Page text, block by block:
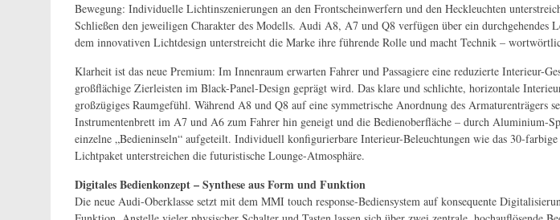
Bewegung: Individuelle Lichtinszenierungen an den Frontscheinwerfern und den Heckleuchten
Schließen den jeweiligen Charakter des Modells. Audi A8, A7 und Q8 verfügen über ein durchgehendes
dem innovativen Lichtdesign unterstreicht die Marke ihre führende Rolle und macht Technik –
Klarheit ist das neue Premium: Im Innenraum erwarten Fahrer und Passagiere eine reduzierte Interieur-
großflächige Zierleisten im Black-Panel-Design geprägt wird. Das klare und schlichte, horizontale
großzügiges Raumgefühl. Während A8 und Q8 auf eine symmetrische Anordnung des Armaturenträgers
Instrumentenbrett im A7 und A6 zum Fahrer hin geneigt und die Bedienoberfläche – durch Aluminium-
einzelne „Bedieninseln“ aufgeteilt. Individuell konfigurierbare Interieur-Beleuchtungen wie das 30-
Lichtpaket unterstreichen die futuristische Lounge-Atmosphäre.
Digitales Bedienkonzept – Synthese aus Form und Funktion
Die neue Audi-Oberklasse setzt mit dem MMI touch response-Bediensystem auf konsequente